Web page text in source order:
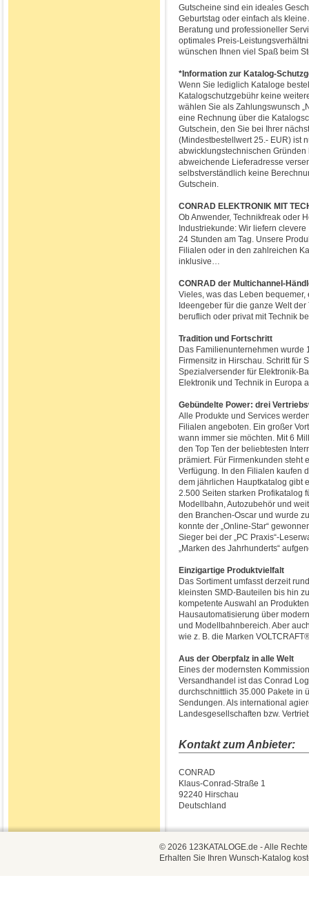
Gutscheine sind ein ideales
Geburtstag oder einfach als
Beratung und professioneller
optimales Preis-
wünschen Ihnen viel Spaß beim
*Information zur Katalog-
Wenn Sie lediglich Kataloge
Katalogschutzgebühr keine
wählen Sie als Zahlungswunsch
eine Rechnung über die
Gutschein, den Sie bei Ihrer
(Mindestbestellwert 25.- EUR) ist
abwicklungstechnischen
abweichende Lieferadresse
selbstverständlich keine
Gutschein.
CONRAD ELEKTRONIK MIT
Ob Anwender, Technikfreak oder
Industriekunde: Wir liefern
24 Stunden am Tag. Unsere
Filialen oder in den zahlreichen
inklusive…
CONRAD der Multichannel-
Vieles, was das Leben
Ideengeber für die ganze Welt
beruflich oder privat mit Technik
Tradition und Fortschritt
Das Familienunternehmen
Firmensitz in Hirschau. Schritt für
Spezialversender für Elektronik-
Elektronik und Technik in Europa
Gebündelte Power: drei
Alle Produkte und Services
Filialen angeboten. Ein großer
wann immer sie möchten. Mit 6
den Top Ten der beliebtesten
prämiert. Für Firmenkunden steht
Verfügung. In den Filialen kaufen
dem jährlichen Hauptkatalog gibt
2.500 Seiten starken Profikatalog
Modellbahn, Autozubehör und
den Branchen-Oscar und wurde
konnte der „Online-Star“
Sieger bei der „PC Praxis“-
„Marken des Jahrhunderts“
Einzigartige Produktvielfalt
Das Sortiment umfasst derzeit
kleinsten SMD-Bauteilen bis hin
kompetente Auswahl an
Hausautomatisierung über
und Modellbahnbereich. Aber
wie z. B. die Marken
Aus der Oberpfalz in alle Welt
Eines der modernsten
Versandhandel ist das Conrad
durchschnittlich 35.000 Pakete in
Sendungen. Als international
Landesgesellschaften bzw.
Kontakt zum Anbieter:
CONRAD
Klaus-Conrad-Straße 1
92240 Hirschau
Deutschland
© 2026 123KATALOGE.de - Alle
Erhalten Sie Ihren Wunsch-Katalog